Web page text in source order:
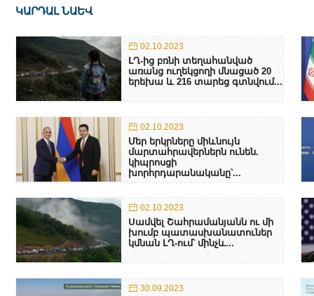
ԿԱՐԴԱԼ ՆԱԵՎ
02.10.2023
ԼՂ-ից բռնի տեղահանված
առանց ուղեկցողի մնացած 20
երեխա և 216 տարեց գտնվում...
02.10.2023
Մեր երկրները միևնույն
մարտահրավերներն ունեն.
կիպրոսցի
խորհրդարանականը՝...
02.10.2023
Սամվել Շահրամանյանն ու մի
խումբ պատասխանատուներ
կմնան ԼՂ-ում՝ մինչև...
30.09.2023